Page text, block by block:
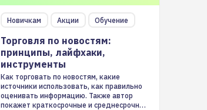
Новичкам Акции Обучение
Торговля по новостям:
принципы, лайфхаки,
инструменты
Как торговать по новостям, какие
источники использовать, как правильно
оценивать информацию. Также автор
покажет краткосрочные и среднесрочные